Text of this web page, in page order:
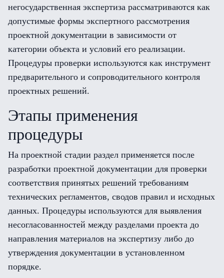
негосударственная экспертиза рассматриваются как
допустимые формы экспертного рассмотрения
проектной документации в зависимости от
категории объекта и условий его реализации.
Процедуры проверки используются как инструмент
предварительного и сопроводительного контроля
проектных решений.
Этапы применения
процедуры
На проектной стадии раздел применяется после
разработки проектной документации для проверки
соответствия принятых решений требованиям
технических регламентов, сводов правил и исходных
данных. Процедуры используются для выявления
несогласованностей между разделами проекта до
направления материалов на экспертизу либо до
утверждения документации в установленном
порядке.